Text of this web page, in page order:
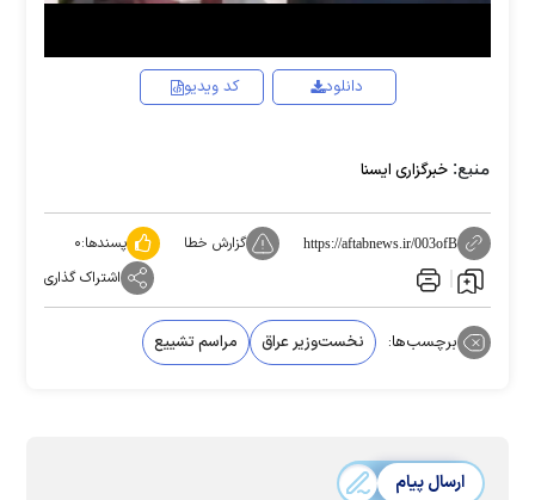
کد ویدیو دانلود
منبع: خبرگزاری ایسنا
https://aftabnews.ir/003ofB گزارش خطا پسندها:۰
اشتراک گذاری
برچسب‌ها: نخست‌وزیر عراق مراسم تشییع
ارسال پیام